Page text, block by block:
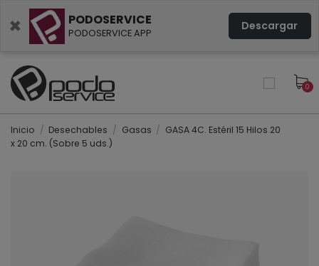
× PODOSERVICE
PODOSERVICE APP Descargar
0
Inicio Desechables Gasas
GASA 4C. Estéril 15 Hilos 20
x 20 cm. (Sobre 5 uds.)